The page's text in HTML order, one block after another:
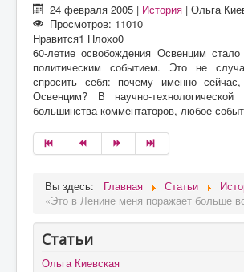
24 февраля 2005 | История |Ольга
Просмотров: 11010
Нравится1 Плохо0
60-летие освобождения Освенцим
политическим событием. Это не
спросить себя: почему именно
Освенцим? В научно-технологической
большинства комментаторов, любое
Вы здесь: Главная Статьи
«Это в Ленине меня поражает больше
Статьи
Ольга Киевская